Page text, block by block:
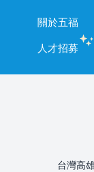
關於五福
人才招募
台灣高